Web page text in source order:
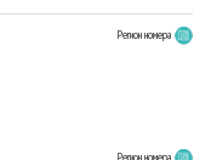
Регион номера